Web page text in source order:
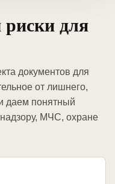
для
документов для
от лишнего,
даем понятный
МЧС, охране